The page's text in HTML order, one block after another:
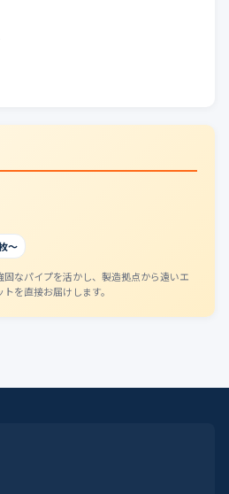
〜
なパイプを活かし、製造拠点から遠いエ
を直接お届けします。